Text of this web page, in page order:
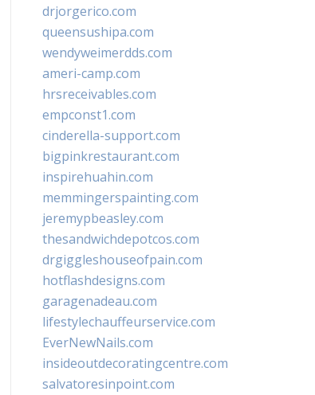
drjorgerico.com
queensushipa.com
wendyweimerdds.com
ameri-camp.com
hrsreceivables.com
empconst1.com
cinderella-support.com
bigpinkrestaurant.com
inspirehuahin.com
memmingerspainting.com
jeremypbeasley.com
thesandwichdepotcos.com
drgiggleshouseofpain.com
hotflashdesigns.com
garagenadeau.com
lifestylechauffeurservice.com
EverNewNails.com
insideoutdecoratingcentre.com
salvatoresinpoint.com